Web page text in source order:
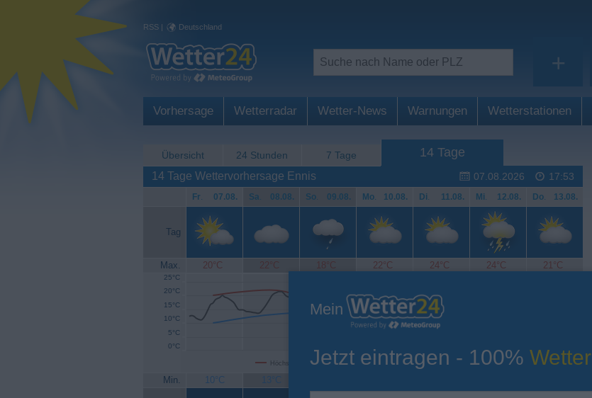
RSS | Deutschland
+
Vorhersage Wetterradar Wetter-News Warnungen Wetterstationen
Übersicht 24 Stunden 7 Tage 14 Tage
07.08.2026 17:53
14 Tage Wettervorhersage Ennis
Fr. 07.08. Sa. 08.08. So. 09.08. Mo. 10.08. Di. 11.08. Mi. 12.08. Do. 13.08.
Tag
Max. 20°C 22°C 18°C 22°C 24°C 24°C 21°C
Höchsttemperatur Tiefsttemperatur Aktuelle Temperatur
0°C
5°C
10°C
15°C
20°C
25°C
Min. 10°C 13°C
Mein
Jetzt eintragen - 100% Wetter